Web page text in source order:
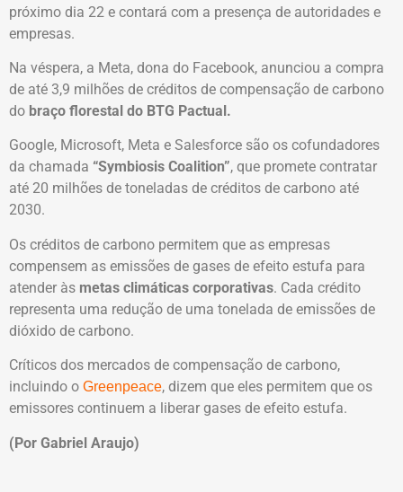
próximo dia 22 e contará com a presença de autoridades e
empresas.
Na véspera, a Meta, dona do Facebook, anunciou a compra
de até 3,9 milhões de créditos de compensação de carbono
do braço florestal do BTG Pactual.
Google, Microsoft, Meta e Salesforce são os cofundadores
da chamada “Symbiosis Coalition”, que promete contratar
até 20 milhões de toneladas de créditos de carbono até
2030.
Os créditos de carbono permitem que as empresas
compensem as emissões de gases de efeito estufa para
atender às metas climáticas corporativas. Cada crédito
representa uma redução de uma tonelada de emissões de
dióxido de carbono.
Críticos dos mercados de compensação de carbono,
incluindo o Greenpeace, dizem que eles permitem que os
emissores continuem a liberar gases de efeito estufa.
(Por Gabriel Araujo)